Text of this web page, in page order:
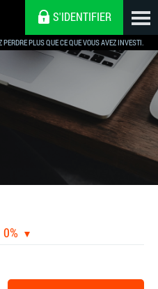
PLUS QUE CE QUE VOUS AVEZ INVESTI.
S'IDENTIFIER
0%